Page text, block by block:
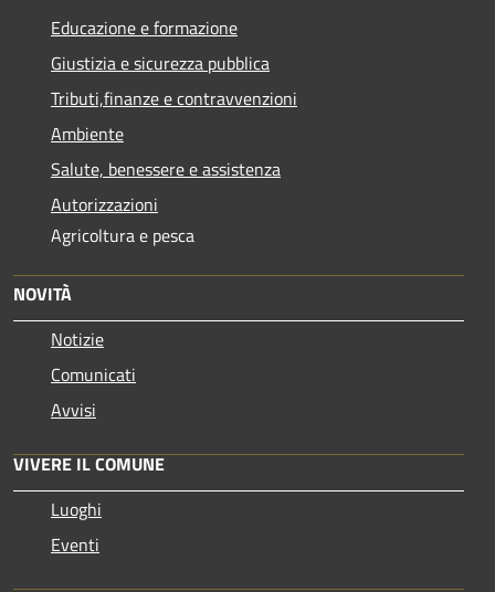
Educazione e formazione
Giustizia e sicurezza pubblica
Tributi,finanze e contravvenzioni
Ambiente
Salute, benessere e assistenza
Autorizzazioni
Agricoltura e pesca
NOVITÀ
Notizie
Comunicati
Avvisi
VIVERE IL COMUNE
Luoghi
Eventi